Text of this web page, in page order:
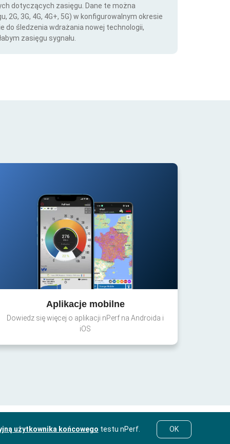
dotyczących zasięgu. Dane te można
3G, 4G, 4G+, 5G) w konfigurowalnym okresie
do śledzenia wdrażania nowej technologii,
zasięgu sygnału.
Aplikacje mobilne
Dowiedz się więcej o aplikacji nPerf na Androida i
iOS
użytkownika końcowego testu nPerf. OK